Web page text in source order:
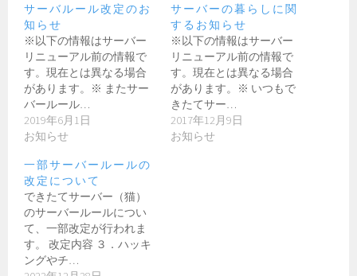
サーバルール改定のお
知らせ
※以下の情報はサーバー
リニューアル前の情報で
す。現在とは異なる場合
があります。※ またサー
バールール…
2019年6月1日
お知らせ
サーバーの暮らしに関
するお知らせ
※以下の情報はサーバー
リニューアル前の情報で
す。現在とは異なる場合
があります。※ いつもで
きたてサー…
2017年12月9日
お知らせ
一部サーバールールの
改定について
できたてサーバー（猫）
のサーバールールについ
て、一部改定が行われま
す。 改定内容 ３．ハッキ
ングやチ…